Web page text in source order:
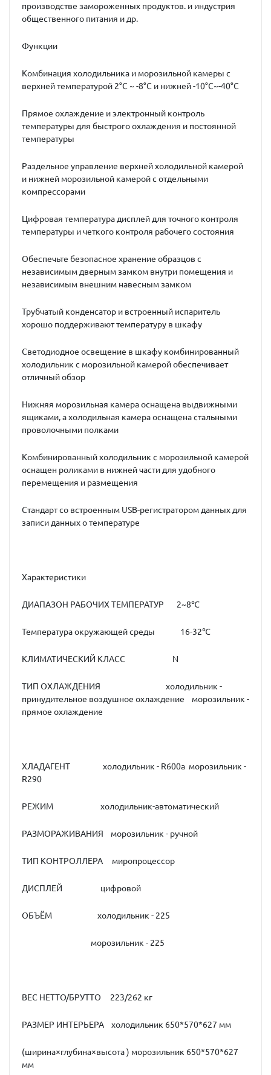
производстве замороженных продуктов. и индустрия
общественного питания и др.
Функции
Комбинация холодильника и морозильной камеры с
верхней температурой 2°C ~ -8°C и нижней -10°C~-40°C
Прямое охлаждение и электронный контроль
температуры для быстрого охлаждения и постоянной
температуры
Раздельное управление верхней холодильной камерой
и нижней морозильной камерой с отдельными
компрессорами
Цифровая температура дисплей для точного контроля
температуры и четкого контроля рабочего состояния
Обеспечьте безопасное хранение образцов с
независимым дверным замком внутри помещения и
независимым внешним навесным замком
Трубчатый конденсатор и встроенный испаритель
хорошо поддерживают температуру в шкафу
Светодиодное освещение в шкафу комбинированный
холодильник с морозильной камерой обеспечивает
отличный обзор
Нижняя морозильная камера оснащена выдвижными
ящиками, а холодильная камера оснащена стальными
проволочными полками
Комбинированный холодильник с морозильной камерой
оснащен роликами в нижней части для удобного
перемещения и размещения
Стандарт со встроенным USB-регистратором данных для
записи данных о температуре
Характеристики
ДИАПАЗОН РАБОЧИХ ТЕМПЕРАТУР 2~8℃
Температура окружающей среды 16-32℃
КЛИМАТИЧЕСКИЙ КЛАСС N
ТИП ОХЛАЖДЕНИЯ холодильник -
принудительное воздушное охлаждение морозильник -
прямое охлаждение
ХЛАДАГЕНТ холодильник - R600a морозильник -
R290
РЕЖИМ холодильник-автоматический
РАЗМОРАЖИВАНИЯ морозильник - ручной
ТИП КОНТРОЛЛЕРА миропроцессор
ДИСПЛЕЙ цифровой
ОБЪЁМ холодильник - 225
морозильник - 225
ВЕС НЕТТО/БРУТТО 223/262 кг
РАЗМЕР ИНТЕРЬЕРА холодильник 650*570*627 мм
(ширина×глубина×высота ) морозильник 650*570*627
мм